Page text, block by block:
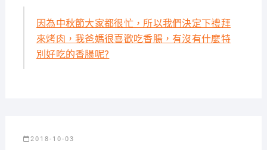
因為中秋節大家都很忙，所以我們決定下禮拜
來烤肉，我爸媽很喜歡吃香腸，有沒有什麼特
別好吃的香腸呢?
2018-10-03